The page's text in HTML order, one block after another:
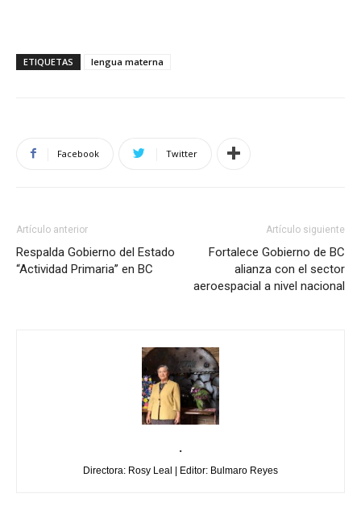
ETIQUETAS lengua materna
Facebook Twitter
Artículo anterior
Respalda Gobierno del Estado
“Actividad Primaria’’ en BC
Artículo siguiente
Fortalece Gobierno de BC
alianza con el sector
aeroespacial a nivel nacional
.
Directora: Rosy Leal | Editor: Bulmaro Reyes